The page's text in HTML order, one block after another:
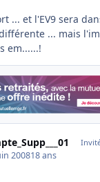
... et l'EV9 sera
... mais
em......!
200818 ans